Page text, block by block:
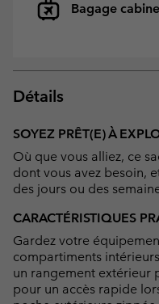
Bagage cabine
Détails
SOYEZ PRÊT(E) À
Où que vous alliez, ce
dont vous avez besoin,
des jours ou des
CARACTÉRISTIQUES
Gardez votre
compartiments
un rangement extérieur
pour un accès rapide